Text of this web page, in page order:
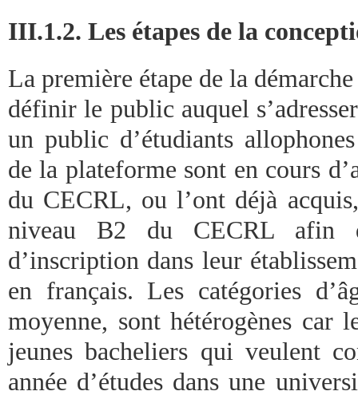
III.1.2. Les étapes de la
La première étape de la
définir le public auquel
un public d’étudiants
de la plateforme sont en cours
du CECRL, ou l’ont déjà
niveau B2 du CECRL afin
d’inscription dans leur
en français. Les catégories
moyenne, sont hétérogènes car
jeunes bacheliers qui veulent
année d’études dans une